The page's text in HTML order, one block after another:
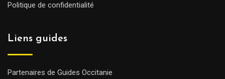
Politique de confidentialité
Liens guides
Partenaires de Guides Occitanie